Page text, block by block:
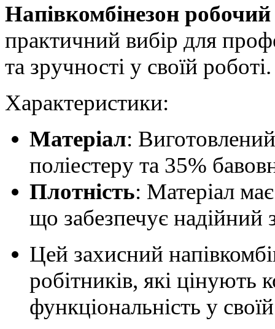
Напівкомбінезон
практичний вибір для
та зручності у своїй роботі.
Характеристики:
Матеріал:
поліестеру та 35%
Плотність: Матеріал
що забезпечує надійний
Цей захисний
робітників, які цінують
функціональність у